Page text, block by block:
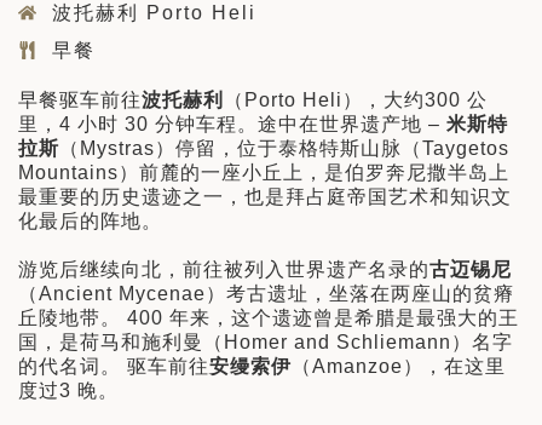
波托赫利 Porto Heli
早餐
早餐驱车前往波托赫利
（Porto Heli），大约300 公
里，4 小时 30 分钟车程。途中在世界遗产地 – 米斯特
拉斯 （Mystras）停留，位于泰格特斯山脉（Taygetos
Mountains）前麓的一座小丘上，是伯罗奔尼撒半岛上
最重要的历史遗迹之一，也是拜占庭帝国艺术和知识文
化最后的阵地。
游览后继续向北，前往被列入世界遗产名录的古迈锡尼
（Ancient Mycenae）考古遗址，坐落在两座山的贫瘠
丘陵地带。 400 年来，这个遗迹曾是希腊是最强大的王
国，是荷马和施利曼（Homer and Schliemann）名字
的代名词。 驱车前往安缦索伊 （Amanzoe），在这里
度过3 晚。